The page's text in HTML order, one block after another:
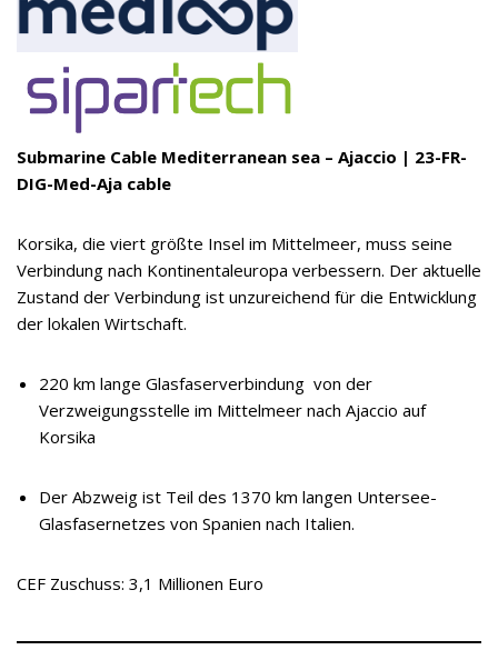
Submarine Cable Mediterranean sea – Ajaccio | 23-FR-
DIG-Med-Aja cable
Korsika, die viert größte Insel im Mittelmeer, muss seine
Verbindung nach Kontinentaleuropa verbessern. Der aktuelle
Zustand der Verbindung ist unzureichend für die Entwicklung
der lokalen Wirtschaft.
220 km lange Glasfaserverbindung von der
Verzweigungsstelle im Mittelmeer nach Ajaccio auf
Korsika
Der Abzweig ist Teil des 1370 km langen Untersee-
Glasfasernetzes von Spanien nach Italien.
CEF Zuschuss: 3,1 Millionen Euro